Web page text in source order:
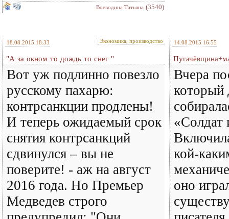
Воеводина Татьяна (3540)
18.08.2015 18:33 Экономика, производство
"А за окном то дождь то снег "
Вот уж подлинно повезло
русскому пахарю:
контрсанкции продлены!
И теперь ожидаемый срок
снятия контрсанкций
сдвинулся – вы не
поверите! - аж на август
2016 года. Но Премьер
Медведев строго
14.08.2015 16:55
Вчера
который
«Солдат
кой-
оно